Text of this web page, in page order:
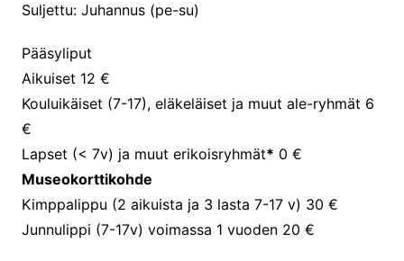
Suljettu: Juhannus (pe-su)
Pääsyliput
Aikuiset 12 €
Kouluikäiset (7-17), eläkeläiset ja muut ale-ryhmät 6
€
Lapset (< 7v) ja muut erikoisryhmät* 0 €
Museokorttikohde
Kimppalippu (2 aikuista ja 3 lasta 7-17 v) 30 €
Junnulippi (7-17v) voimassa 1 vuoden 20 €